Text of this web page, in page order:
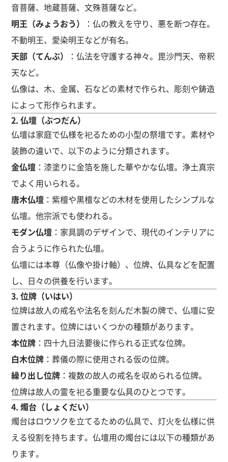
音菩薩、地蔵菩薩、文殊菩薩など。
明王（みょうおう）
：仏の教えを守り、悪を断つ存在。
不動明王、愛染明王などが有名。
天部（てんぶ）
：仏法を守護する神々。毘沙門天、帝釈
天など。
仏像は、木、金属、石などの素材で作られ、彫刻や鋳造
によって形作られます。
2.仏壇（ぶつだん）
仏壇は家庭で仏様を祀るための小型の祭壇です。素材や
装飾の違いで、以下のように分類されます。
金仏壇 ：漆塗りに金箔を施した華やかな仏壇。浄土真宗
でよく用いられる。
唐木仏壇 ：紫檀や黒檀などの木材を使用したシンプルな
仏壇。他宗派でも使われる。
モダン仏壇 ：家具調のデザインで、現代のインテリアに
合うように作られた仏壇。
仏壇には本尊（仏像や掛け軸）、位牌、仏具などを配置
し、日々の供養を行います。
3.位牌（いはい）
位牌は故人の戒名や法名を刻んだ木製の牌で、仏壇に安
置されます。位牌にはいくつかの種類があります。
本位牌 ：四十九日法要後に作られる正式な位牌。
白木位牌 ：葬儀の際に使用される仮の位牌。
繰り出し位牌 ：複数の故人の戒名を収められる位牌。
位牌は故人の霊を祀る重要な仏具のひとつです。
4.燭台（しょくだい）
燭台はロウソクを立てるための仏具で、灯火を仏様に供
える役割を持ちます。仏壇用の燭台には以下の種類があ
ります。